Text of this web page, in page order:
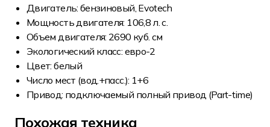
Двигатель: бензиновый, Evotech
Мощность двигателя: 106,8 л. с.
Объем двигателя: 2690 куб. см
Экологический класс: евро-2
Цвет: белый
Число мест (вод.+пасс.): 1+6
Привод: подключаемый полный привод (Part-time)
Похожая техника